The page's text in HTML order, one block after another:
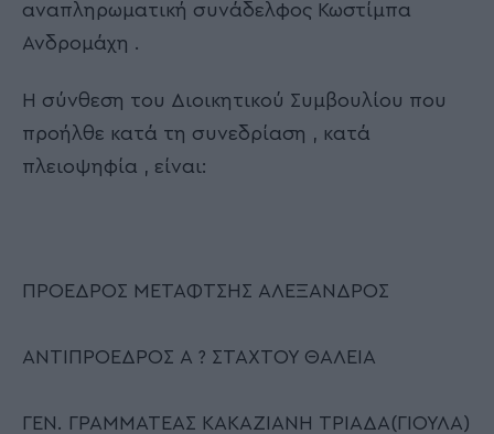
αναπληρωματική συνάδελφος Κωστίμπα
Ανδρομάχη .
Η σύνθεση του Διοικητικού Συμβουλίου που
προήλθε κατά τη συνεδρίαση , κατά
πλειοψηφία , είναι:
ΠΡΟΕΔΡΟΣ ΜΕΤΑΦΤΣΗΣ ΑΛΕΞΑΝΔΡΟΣ
ΑΝΤΙΠΡΟΕΔΡΟΣ Α ? ΣΤΑΧΤΟΥ ΘΑΛΕΙΑ
ΓΕΝ. ΓΡΑΜΜΑΤΕΑΣ ΚΑΚΑΖΙΑΝΗ ΤΡΙΑΔΑ(ΓΙΟΥΛΑ)